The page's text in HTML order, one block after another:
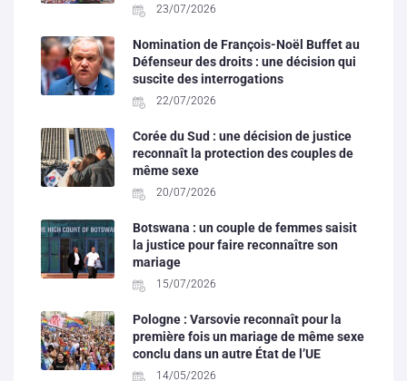
23/07/2026
Nomination de François-Noël Buffet au
Défenseur des droits : une décision qui
suscite des interrogations
22/07/2026
Corée du Sud : une décision de justice
reconnaît la protection des couples de
même sexe
20/07/2026
Botswana : un couple de femmes saisit
la justice pour faire reconnaître son
mariage
15/07/2026
Pologne : Varsovie reconnaît pour la
première fois un mariage de même sexe
conclu dans un autre État de l’UE
14/05/2026